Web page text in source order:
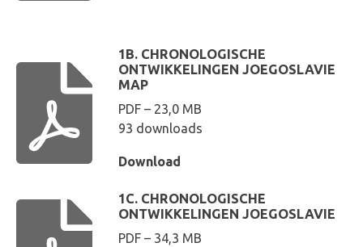
1B. CHRONOLOGISCHE
ONTWIKKELINGEN JOEGOSLAVIE
MAP
PDF – 23,0 MB
93 downloads
Download
1C. CHRONOLOGISCHE
ONTWIKKELINGEN JOEGOSLAVIE
PDF – 34,3 MB